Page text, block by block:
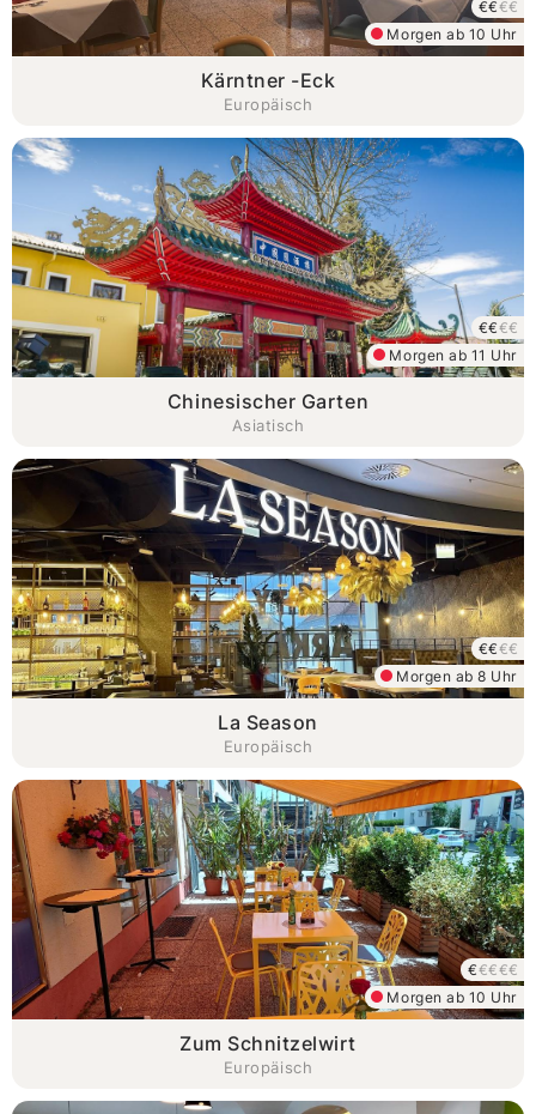
Kärntner -Eck
Europäisch
Morgen ab 10 Uhr
€€€€
Chinesischer Garten
Asiatisch
Morgen ab 11 Uhr
€€€€
La Season
Europäisch
Morgen ab 8 Uhr
€€€€
Zum Schnitzelwirt
Europäisch
Morgen ab 10 Uhr
€€€€€